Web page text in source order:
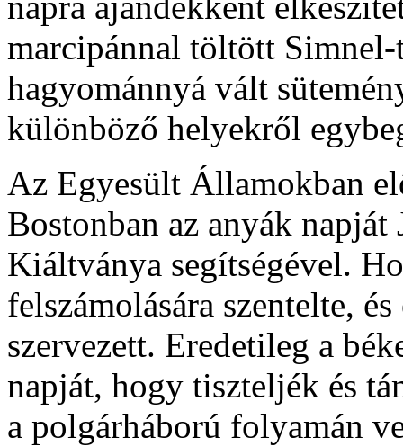
marcipánnal töltött
hagyománnyá vált
különböző helyekről
Az Egyesült Államokban
Bostonban az anyák
Kiáltványa segítségével.
felszámolására szentelte,
szervezett. Eredetileg a
napját, hogy tiszteljék és
a polgárháború folyamán